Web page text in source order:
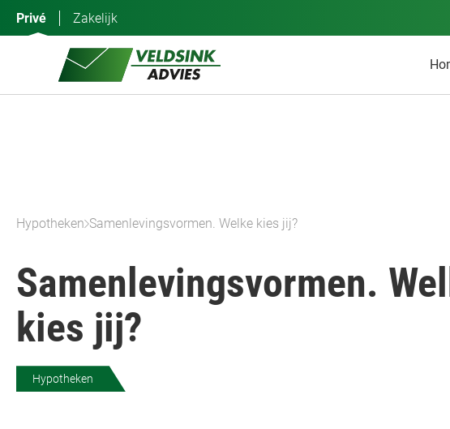
Privé Zakelijk
Hypotheken Samenlevingsvormen. Welke kies jij?
Samenlevingsvormen.
kies jij?
Hypotheken